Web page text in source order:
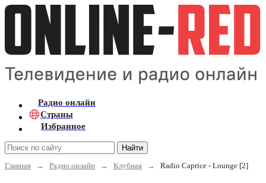
Радио онлайн
Страны
Избранное
Найти
Главная
→ Радио онлайн → Клубная → Radio Caprice - Lounge [2]